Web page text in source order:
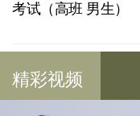
考试（高班 男生）
精彩视频